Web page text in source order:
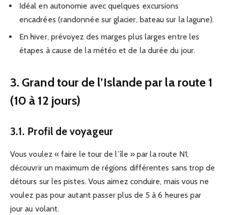
Idéal en autonomie avec quelques excursions
encadrées (randonnée sur glacier, bateau sur la lagune).
En hiver, prévoyez des marges plus larges entre les
étapes à cause de la météo et de la durée du jour.
3. Grand tour de l’Islande par la route 1
(10 à 12 jours)
3.1. Profil de voyageur
Vous voulez « faire le tour de l’île » par la route N1,
découvrir un maximum de régions différentes sans trop de
détours sur les pistes. Vous aimez conduire, mais vous ne
voulez pas pour autant passer plus de 5 à 6 heures par
jour au volant.